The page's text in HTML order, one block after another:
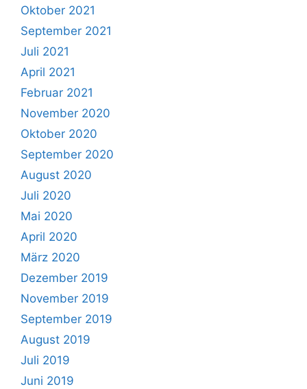
Oktober 2021
September 2021
Juli 2021
April 2021
Februar 2021
November 2020
Oktober 2020
September 2020
August 2020
Juli 2020
Mai 2020
April 2020
März 2020
Dezember 2019
November 2019
September 2019
August 2019
Juli 2019
Juni 2019